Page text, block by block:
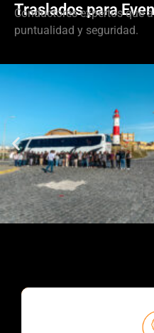
Traslados para
Conductores expertos que
puntualidad y seguridad.